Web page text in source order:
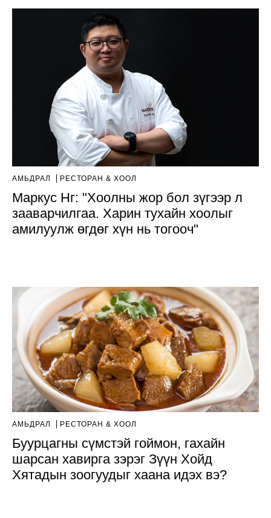
АМЬДРАЛ РЕСТОРАН & ХООЛ
Маркус Нг: "Хоолны жор бол зүгээр л
зааварчилгаа. Харин тухайн хоолыг
амилуулж өгдөг хүн нь тогооч"
АМЬДРАЛ РЕСТОРАН & ХООЛ
Буурцагны сүмстэй гоймон, гахайн
шарсан хавирга зэрэг Зүүн Хойд
Хятадын зоогуудыг хаана идэх вэ?